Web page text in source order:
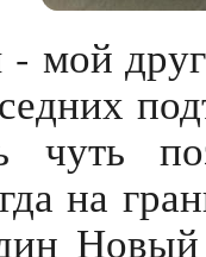
мой
чуть
на
Новый